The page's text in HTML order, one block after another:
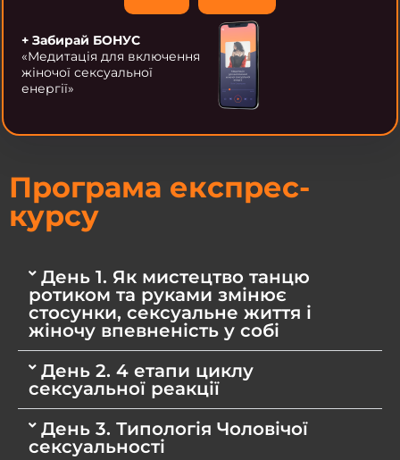
1
+ Забирай БОНУС
«Медитація для включення
жіночої сексуальної
енергії»
Програма експрес-
курсу
День 1. Як мистецтво танцю
ротиком та руками змінює
стосунки, сексуальне життя і
жіночу впевненість у собі
День 2. 4 етапи циклу
сексуальної реакції
День 3. Типологія Чоловічої
сексуальності